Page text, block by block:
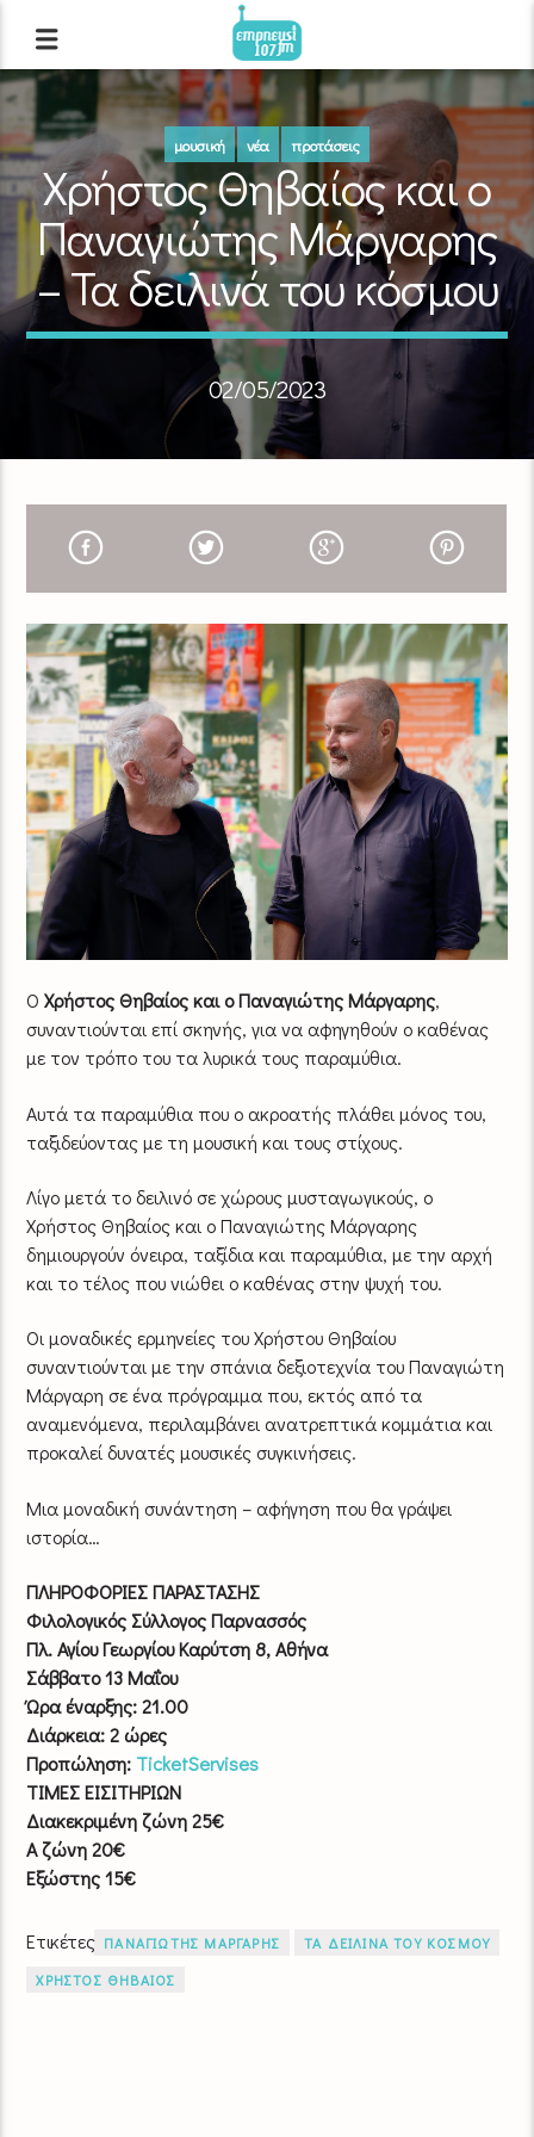
μουσική νέα προτάσεις
Χρήστος Θηβαίος και ο
Παναγιώτης Μάργαρης
– Τα δειλινά του κόσμου
02/05/2023
Ο Χρήστος Θηβαίος και ο Παναγιώτης Μάργαρης,
συναντιούνται επί σκηνής, για να αφηγηθούν ο καθένας
με τον τρόπο του τα λυρικά τους παραμύθια.
Αυτά τα παραμύθια που ο ακροατής πλάθει μόνος του,
ταξιδεύοντας με τη μουσική και τους στίχους.
Λίγο μετά το δειλινό σε χώρους μυσταγωγικούς, ο
Χρήστος Θηβαίος και ο Παναγιώτης Μάργαρης
δημιουργούν όνειρα, ταξίδια και παραμύθια, με την αρχή
και το τέλος που νιώθει ο καθένας στην ψυχή του.
Οι μοναδικές ερμηνείες του Χρήστου Θηβαίου
συναντιούνται με την σπάνια δεξιοτεχνία του Παναγιώτη
Μάργαρη σε ένα πρόγραμμα που, εκτός από τα
αναμενόμενα, περιλαμβάνει ανατρεπτικά κομμάτια και
προκαλεί δυνατές μουσικές συγκινήσεις.
Μια μοναδική συνάντηση – αφήγηση που θα γράψει
ιστορία…
ΠΛΗΡΟΦΟΡΙΕΣ ΠΑΡΑΣΤΑΣΗΣ
Φιλολογικός Σύλλογος Παρνασσός
Πλ. Αγίου Γεωργίου Καρύτση 8, Αθήνα
Σάββατο 13 Μαΐου
Ώρα έναρξης: 21.00
Διάρκεια: 2 ώρες
Προπώληση: TicketServises
ΤΙΜΕΣ ΕΙΣΙΤΗΡΙΩΝ
Διακεκριμένη ζώνη 25€
Α ζώνη 20€
Εξώστης 15€
Ετικέτες ΠΑΝΑΓΙΩΤΗΣ ΜΑΡΓΑΡΗΣ
ΤΑ ΔΕΙΛΙΝΑ ΤΟΥ ΚΟΣΜΟΥ
ΧΡΗΣΤΟΣ ΘΗΒΑΙΟΣ